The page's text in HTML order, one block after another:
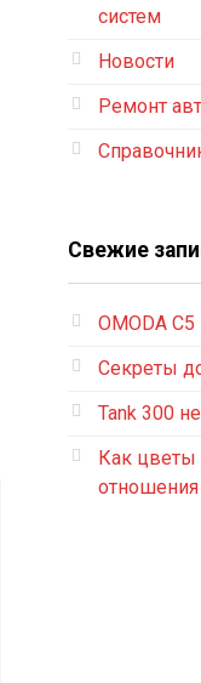
систем
Новости
Ремонт
Свежие
OMODA C5
Секреты
Tank 300
Как цветы
отношения